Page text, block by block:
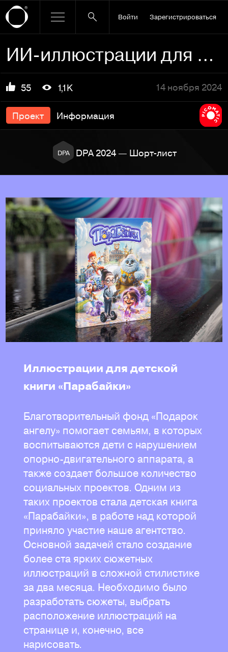
Войти Зарегистрироваться
ИИ-иллюстрации для детской книги
55 1,1K 14 ноября 2024
Проект Информация
DPA DPA 2024 — Шорт-лист
Иллюстрации для детской
книги «Парабайки»
Благотворительный фонд «Подарок
ангелу» помогает семьям, в которых
воспитываются дети с нарушением
опорно-двигательного аппарата, а
также создает большое количество
социальных проектов. Одним из
таких проектов стала детская книга
«Парабайки», в работе над которой
приняло участие наше агентство.
Основной задачей стало создание
более ста ярких сюжетных
иллюстраций в сложной стилистике
за два месяца. Необходимо было
разработать сюжеты, выбрать
расположение иллюстраций на
странице и, конечно, все
нарисовать.